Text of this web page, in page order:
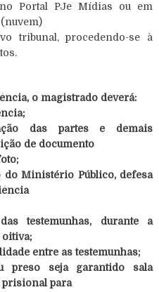
Portal PJe Mídias ou em
tribunal, procedendo-se à
o magistrado deverá:
das partes e demais
de documento
Ministério Público, defesa
testemunhas, durante a
oitiva;
entre as testemunhas;
preso seja garantido sala
prisional para